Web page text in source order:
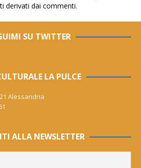
derivati dai commenti.
SU TWITTER
LA PULCE
Alessandria
ALLA NEWSLETTER